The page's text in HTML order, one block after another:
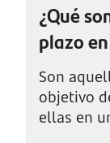
¿Qué
plazo
Son
objetivo
ellas en